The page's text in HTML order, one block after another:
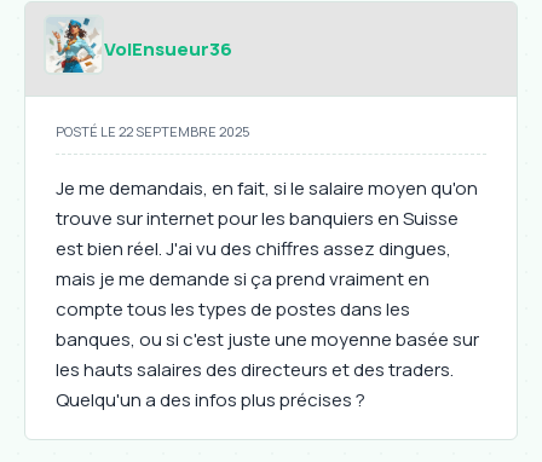
VolEnsueur36
POSTÉ LE 22 SEPTEMBRE 2025
Je me demandais, en fait, si le salaire moyen qu'on
trouve sur internet pour les banquiers en Suisse
est bien réel. J'ai vu des chiffres assez dingues,
mais je me demande si ça prend vraiment en
compte tous les types de postes dans les
banques, ou si c'est juste une moyenne basée sur
les hauts salaires des directeurs et des traders.
Quelqu'un a des infos plus précises ?